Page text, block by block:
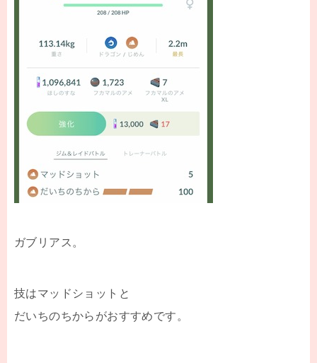
ガブリアス。
技はマッドショットと
だいちのちからがおすすめです。